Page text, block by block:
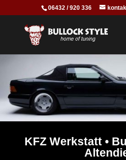
06432 / 920 336
KFZ Werkstatt •